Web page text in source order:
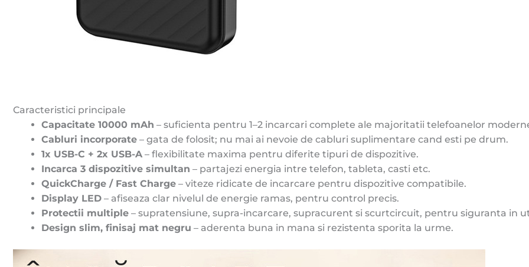
Caracteristici principale
Capacitate 10000 mAh – suficienta pentru 1–2 incarcari complete ale majoritatii telefoanelor
Cabluri incorporate – gata de folosit; nu mai ai nevoie de cabluri suplimentare cand esti pe drum.
1x USB-C + 2x USB-A – flexibilitate maxima pentru diferite tipuri de dispozitive.
Incarca 3 dispozitive simultan – partajezi energia intre telefon, tableta, casti etc.
QuickCharge / Fast Charge – viteze ridicate de incarcare pentru dispozitive compatibile.
Display LED – afiseaza clar nivelul de energie ramas, pentru control precis.
Protectii multiple – supratensiune, supra-incarcare, supracurent si scurtcircuit, pentru siguranta in
Design slim, finisaj mat negru – aderenta buna in mana si rezistenta sporita la urme.